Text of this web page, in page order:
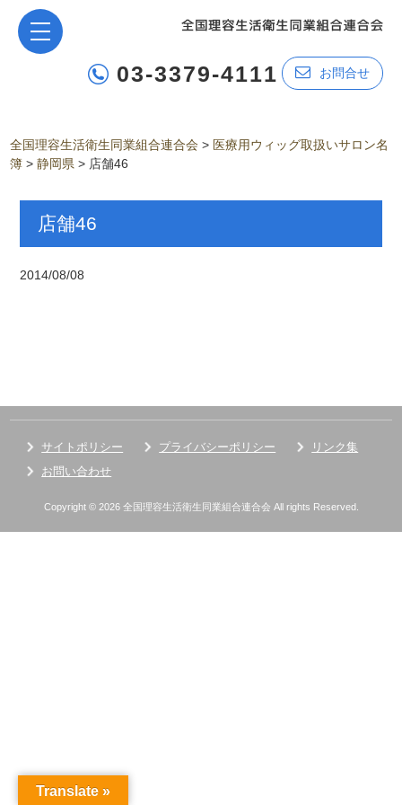
03-3379-4111 お問合せ
全国理容生活衛生同業組合連合会 > 医療用ウィッグ取扱いサロン名
簿 >静岡県 > 店舗46
店舗46
2014/08/08
サイトポリシー プライバシーポリシー
リンク集
お問い合わせ
Copyright © 2026 全国理容生活衛生同業組合連合会 All rights Reserved.
Translate »